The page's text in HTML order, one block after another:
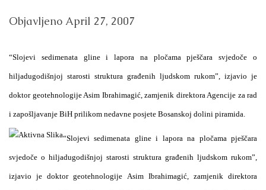
Objavljeno April 27, 2007
“Slojevi sedimenata gline i lapora na pločama pješčara svjedoče o
hiljadugodišnjoj starosti struktura građenih ljudskom rukom”, izjavio je
doktor geotehnologije Asim Ibrahimagić, zamjenik direktora Agencije za rad
i zapošljavanje BiH prilikom nedavne posjete Bosanskoj dolini piramida.
“Slojevi sedimenata gline i lapora na pločama pješčara
svjedoče o hiljadugodišnjoj starosti struktura građenih ljudskom rukom”,
izjavio je doktor geotehnologije Asim Ibrahimagić, zamjenik direktora